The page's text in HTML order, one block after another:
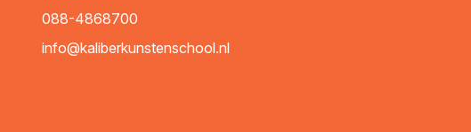
088-4868700
info@kaliberkunstenschool.nl